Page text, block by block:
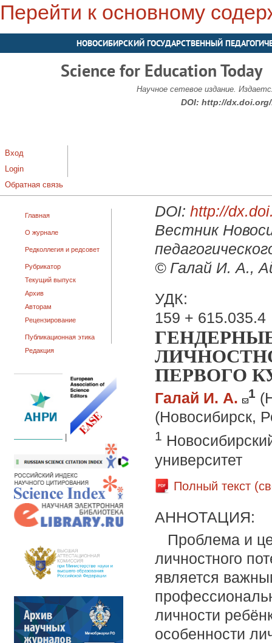
Перейти к основному
НОВОСИБИРСКИЙ ГОСУДАРСТВЕННЫЙ
Science for Education Today
Научное сетевое издание.
DOI: http://dx.doi.org/
Вход
Login
Обратная связь
Главная
О журнале
Редколлегия и редсовет
Рубрикатор
Текущий выпуск
Архив
Авторам
Рецензирование
Публикационная этика
Редакция
DOI: http://
Вестник
© Галай И. А.,
УДК:
159 + 615.035.4
ПЕРВОГО
Галай И. А. 1
(Новосибирск,
1
университет
Полный текст
АННОТАЦИЯ:
Проблема и
личностного
является
личности
особенности